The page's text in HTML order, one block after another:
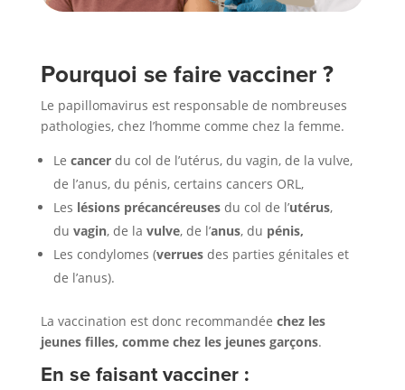
Pourquoi se faire vacciner ?
Le papillomavirus est responsable de nombreuses
pathologies, chez l’homme comme chez la femme.
Le cancer du col de l’utérus, du vagin, de la vulve,
de l’anus, du pénis, certains cancers ORL,
Les lésions précancéreusesdu col de l’utérus,
du vagin, de la vulve, de l’anus, du pénis,
Les condylomes (verruesdes parties génitales et
de l’anus).
La vaccination est donc recommandée chez les
jeunes filles, comme chez les jeunes garçons.
En se faisant vacciner :